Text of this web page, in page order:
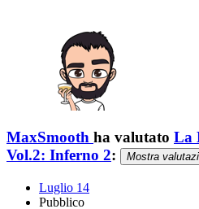
MaxSmooth ha valutato La
Vol.2: Inferno 2: Mostra
Luglio 14
Pubblico